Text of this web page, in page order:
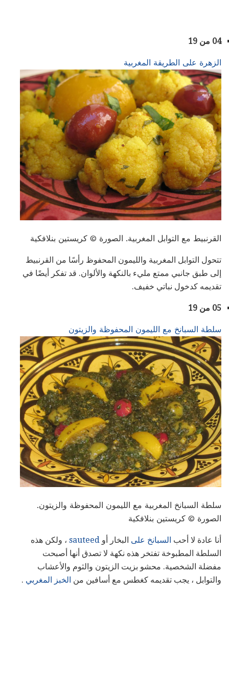
04 من 19
الزهرة على الطريقة المغربية
القرنبيط مع التوابل المغربية. الصورة © كريستين بنلافكية
تتحول التوابل المغربية والليمون المحفوظ رأسًا من القرنبيط
إلى طبق جانبي ممتع مليء بالنكهة والألوان. قد تفكر أيضًا في
تقديمه كدخول نباتي خفيف.
05 من 19
سلطة السبانخ مع الليمون المحفوظة والزيتون
سلطة السبانخ المغربية مع الليمون المحفوظة والزيتون.
الصورة © كريستين بنلافكية
أنا عادة لا أحب السبانخ على البخار أو sauteed ، ولكن هذه
السلطة المطبوخة تفتخر هذه نكهة لا تصدق أنها أصبحت
مفضلة الشخصية. محشو بزيت الزيتون والثوم والأعشاب
والتوابل ، يجب تقديمه كغطس مع أسافين من الخبز المغربي .